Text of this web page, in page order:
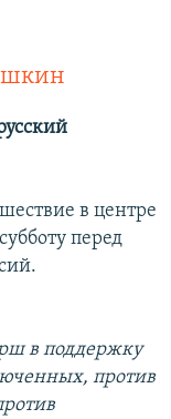
в центре
перед
в поддержку
против